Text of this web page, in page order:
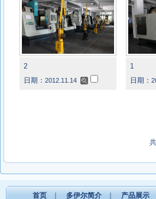
2
日期： 2012.11.14
1
日期：
共
首页 多伊尔简介 产品展示